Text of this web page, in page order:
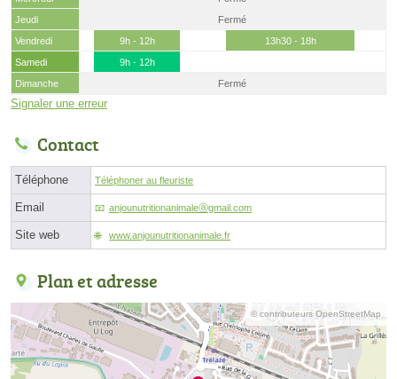
Jeudi
Fermé
Vendredi
9h - 12h
13h30 - 18h
Samedi
9h - 12h
Dimanche
Fermé
Signaler une erreur
Contact
Téléphone Téléphoner au fleuriste
Email anjounutritionanimaleⓐgmail.com
Site web www.anjounutritionanimale.fr
Plan et adresse
© contributeurs OpenStreetMap